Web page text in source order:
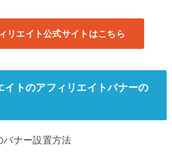
リエイト公式サイトはこちら
イトのアフィリエイトバナーの